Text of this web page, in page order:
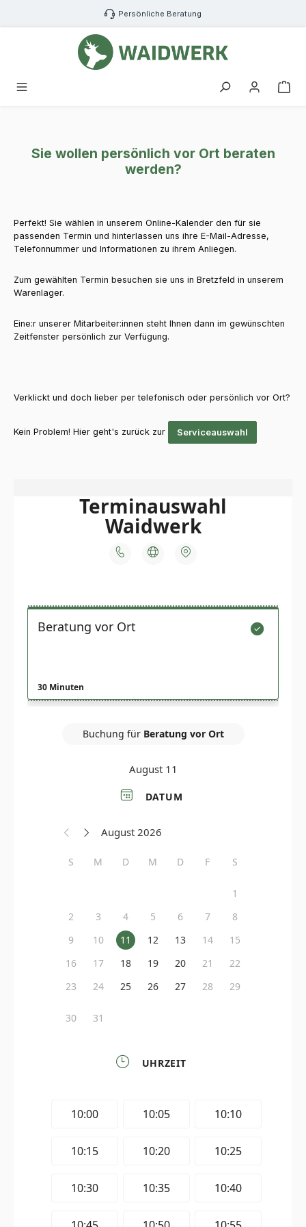
Zum Hauptinhalt springen Persönliche Beratung
Sie wollen persönlich vor Ort beraten
werden?
Perfekt! Sie wählen in unserem Online-Kalender den für sie
passenden Termin und hinterlassen uns ihre E-Mail-Ad­res­se,
Telefonnummer und Informationen zu ihrem Anliegen.
Zum gewählten Termin besuchen sie uns in Bretzfeld in unserem
Warenlager.
Eine:r unserer Mitarbeiter:innen steht Ihnen dann im gewünschten
Zeitfenster persönlich zur Verfügung.
Verklickt und doch lieber per telefonisch oder persönlich vor Ort?
Kein Problem! Hier geht's zurück zur Serviceauswahl